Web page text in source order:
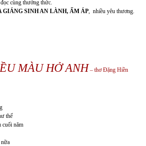
cùng thưởng thức.
GIÁNG SINH AN LÀNH, ẤM ÁP, nhiều yêu thương.
MÀU HỞ ANH – thơ Đặng Hiền
thế
cuối năm